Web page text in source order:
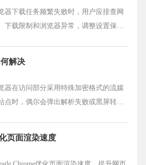
器下载任务频繁失败时，用户应排查网
下载限制和浏览器异常，调整设置保证
解决
器在访问部分采用特殊加密格式的流媒
点时，偶尔会弹出解析失败或黑屏转圈
切换方案，确保掌上观影不再受阻。
页面渲染速度